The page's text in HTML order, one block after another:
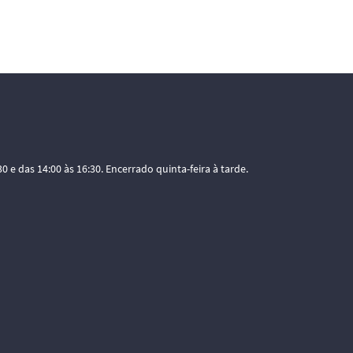
e das 14:00 às 16:30. Encerrado quinta-feira à tarde.